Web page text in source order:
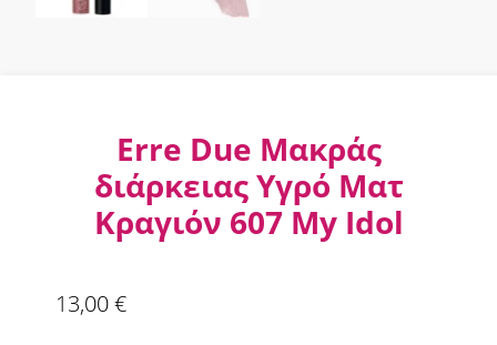
Erre Due Μακράς
διάρκειας Υγρό Ματ
Κραγιόν 607 My Idol
13,00€